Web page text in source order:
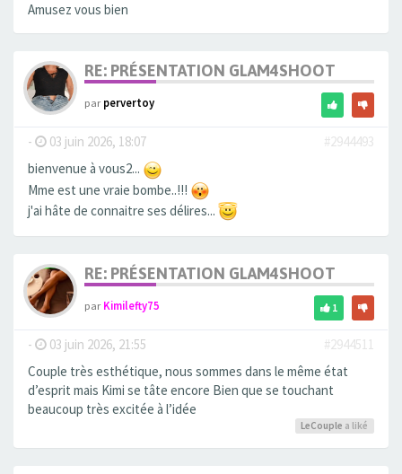
Amusez vous bien
RE: PRÉSENTATION GLAM4SHOOT
parpervertoy
- 03 juin 2026, 18:07
#2944493
bienvenue à vous2...
Mme est une vraie bombe..!!!
j'ai hâte de connaitre ses délires...
RE: PRÉSENTATION GLAM4SHOOT
parKimilefty75 1
- 03 juin 2026, 21:55
#2944511
Couple très esthétique, nous sommes dans le même état
d’esprit mais Kimi se tâte encore Bien que se touchant
beaucoup très excitée à l’idée
LeCouple a liké